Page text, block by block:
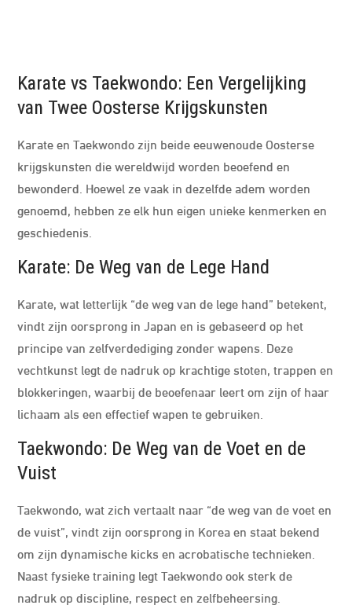
Karate vs Taekwondo: Een Vergelijking
van Twee Oosterse Krijgskunsten
Karate en Taekwondo zijn beide eeuwenoude Oosterse
krijgskunsten die wereldwijd worden beoefend en
bewonderd. Hoewel ze vaak in dezelfde adem worden
genoemd, hebben ze elk hun eigen unieke kenmerken en
geschiedenis.
Karate: De Weg van de Lege Hand
Karate, wat letterlijk “de weg van de lege hand” betekent,
vindt zijn oorsprong in Japan en is gebaseerd op het
principe van zelfverdediging zonder wapens. Deze
vechtkunst legt de nadruk op krachtige stoten, trappen en
blokkeringen, waarbij de beoefenaar leert om zijn of haar
lichaam als een effectief wapen te gebruiken.
Taekwondo: De Weg van de Voet en de
Vuist
Taekwondo, wat zich vertaalt naar “de weg van de voet en
de vuist”, vindt zijn oorsprong in Korea en staat bekend
om zijn dynamische kicks en acrobatische technieken.
Naast fysieke training legt Taekwondo ook sterk de
nadruk op discipline, respect en zelfbeheersing.